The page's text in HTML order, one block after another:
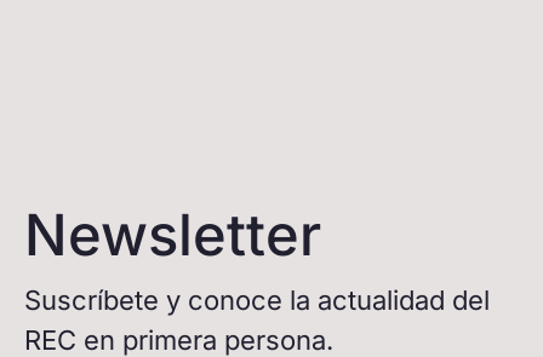
Newsletter
Suscríbete y conoce la actualidad del
REC en primera persona.